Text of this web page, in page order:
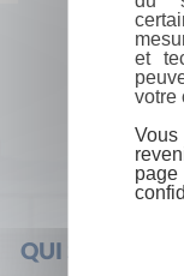
QUI SOMMES-
et
votre